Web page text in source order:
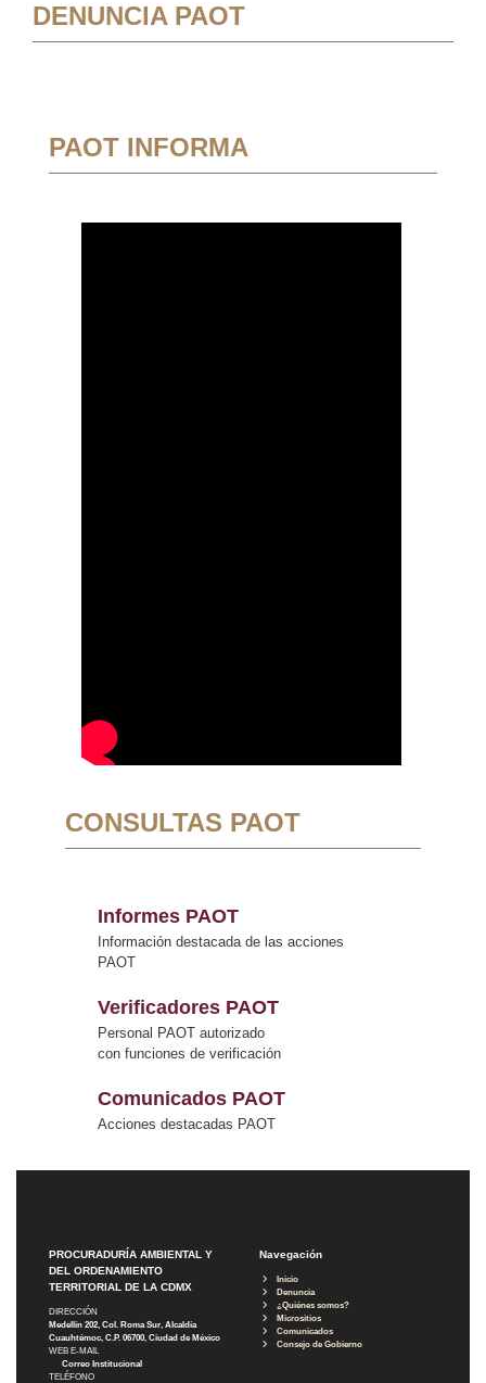
DENUNCIA PAOT
PAOT INFORMA
CONSULTAS PAOT
Informes PAOT
Información destacada de las acciones
PAOT
Verificadores PAOT
Personal PAOT autorizado
con funciones de verificación
Comunicados PAOT
Acciones destacadas PAOT
PROCURADURÍA AMBIENTAL Y
DEL ORDENAMIENTO
TERRITORIAL DE LA CDMX
DIRECCIÓN
Medellín 202, Col. Roma Sur, Alcaldía
Cuauhtémoc, C.P. 06700, Ciudad de México
WEB E-MAIL
Correo Institucional
TELÉFONO
Navegación
Inicio
Denuncia
¿Quiénes somos?
Micrositios
Comunicados
Consejo de Gobierno